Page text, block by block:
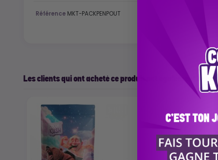
Référence MKT-PACKPENPOUT
Les clients qui ont acheté ce produit ont également